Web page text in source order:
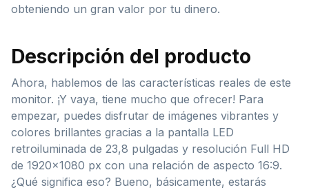
obteniendo un gran valor por tu dinero.
Descripción del producto
Ahora, hablemos de las características reales de este
monitor. ¡Y vaya, tiene mucho que ofrecer! Para
empezar, puedes disfrutar de imágenes vibrantes y
colores brillantes gracias a la pantalla LED
retroiluminada de 23,8 pulgadas y resolución Full HD
de 1920×1080 px con una relación de aspecto 16:9.
¿Qué significa eso? Bueno, básicamente, estarás